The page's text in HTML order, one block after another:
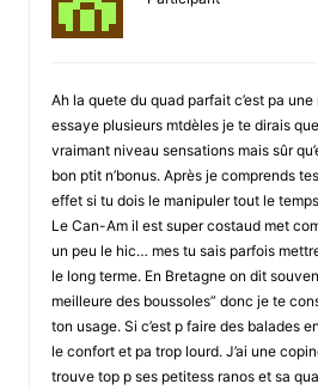
Ah la quete du quad parfait c’est pa
essaye plusieurs mtdèles je te dirais
vraimant niveau sensations mais sûr
bon ptit n’bonus. Après je comprends
effet si tu dois le manipuler tout le
Le Can-Am il est super costaud met
un peu le hic… mes tu sais parfois
le long terme. En Bretagne on dit
meilleure des boussoles” donc je te
ton usage. Si c’est p faire des balades
le confort et pa trop lourd. J’ai une
trouve top p ses petitess ranos et sa